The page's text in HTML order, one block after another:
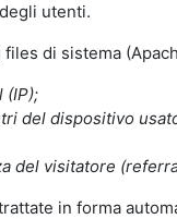
utenti.
di sistema
(IP);
del dispositivo
del visitatore
in forma